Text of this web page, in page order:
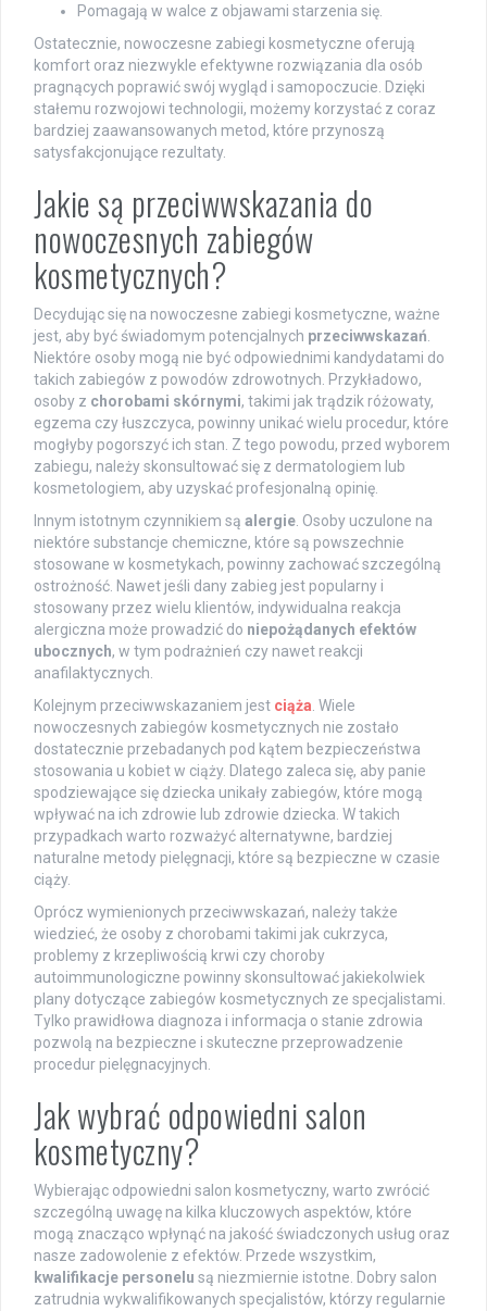
Pomagają w walce z objawami starzenia się.
Ostatecznie, nowoczesne zabiegi kosmetyczne oferują
komfort oraz niezwykle efektywne rozwiązania dla osób
pragnących poprawić swój wygląd i samopoczucie. Dzięki
stałemu rozwojowi technologii, możemy korzystać z coraz
bardziej zaawansowanych metod, które przynoszą
satysfakcjonujące rezultaty.
Jakie są przeciwwskazania do
nowoczesnych zabiegów
kosmetycznych?
Decydując się na nowoczesne zabiegi kosmetyczne, ważne
jest, aby być świadomym potencjalnych przeciwwskazań.
Niektóre osoby mogą nie być odpowiednimi kandydatami do
takich zabiegów z powodów zdrowotnych. Przykładowo,
osoby z chorobami skórnymi, takimi jak trądzik różowaty,
egzema czy łuszczyca, powinny unikać wielu procedur, które
mogłyby pogorszyć ich stan. Z tego powodu, przed wyborem
zabiegu, należy skonsultować się z dermatologiem lub
kosmetologiem, aby uzyskać profesjonalną opinię.
Innym istotnym czynnikiem są alergie. Osoby uczulone na
niektóre substancje chemiczne, które są powszechnie
stosowane w kosmetykach, powinny zachować szczególną
ostrożność. Nawet jeśli dany zabieg jest popularny i
stosowany przez wielu klientów, indywidualna reakcja
alergiczna może prowadzić do niepożądanych efektów
ubocznych, w tym podrażnień czy nawet reakcji
anafilaktycznych.
Kolejnym przeciwwskazaniem jest ciąża. Wiele
nowoczesnych zabiegów kosmetycznych nie zostało
dostatecznie przebadanych pod kątem bezpieczeństwa
stosowania u kobiet w ciąży. Dlatego zaleca się, aby panie
spodziewające się dziecka unikały zabiegów, które mogą
wpływać na ich zdrowie lub zdrowie dziecka. W takich
przypadkach warto rozważyć alternatywne, bardziej
naturalne metody pielęgnacji, które są bezpieczne w czasie
ciąży.
Oprócz wymienionych przeciwwskazań, należy także
wiedzieć, że osoby z chorobami takimi jak cukrzyca,
problemy z krzepliwością krwi czy choroby
autoimmunologiczne powinny skonsultować jakiekolwiek
plany dotyczące zabiegów kosmetycznych ze specjalistami.
Tylko prawidłowa diagnoza i informacja o stanie zdrowia
pozwolą na bezpieczne i skuteczne przeprowadzenie
procedur pielęgnacyjnych.
Jak wybrać odpowiedni salon
kosmetyczny?
Wybierając odpowiedni salon kosmetyczny, warto zwrócić
szczególną uwagę na kilka kluczowych aspektów, które
mogą znacząco wpłynąć na jakość świadczonych usług oraz
nasze zadowolenie z efektów. Przede wszystkim,
kwalifikacje personelu są niezmiernie istotne. Dobry salon
zatrudnia wykwalifikowanych specjalistów, którzy regularnie